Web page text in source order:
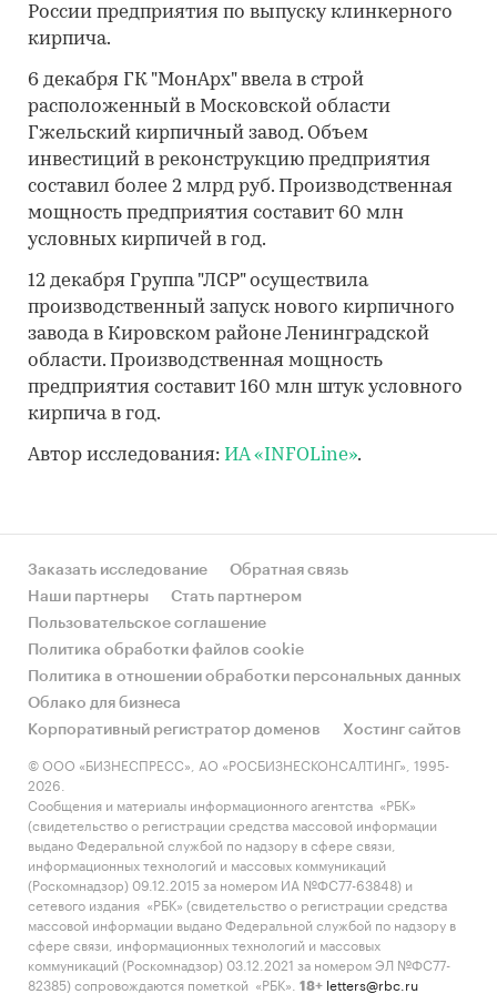
России предприятия по выпуску клинкерного
кирпича.
6 декабря ГК "МонАрх" ввела в строй
расположенный в Московской области
Гжельский кирпичный завод. Объем
инвестиций в реконструкцию предприятия
составил более 2 млрд руб. Производственная
мощность предприятия составит 60 млн
условных кирпичей в год.
12 декабря Группа "ЛСР" осуществила
производственный запуск нового кирпичного
завода в Кировском районе Ленинградской
области. Производственная мощность
предприятия составит 160 млн штук условного
кирпича в год.
Автор исследования: ИА «INFOLine».
Заказать исследование
Обратная связь
Наши партнеры
Стать партнером
Пользовательское соглашение
Политика обработки файлов cookie
Политика в отношении обработки персональных данных
Облако для бизнеса
Корпоративный регистратор доменов
Хостинг сайтов
© ООО «БИЗНЕСПРЕСС», АО «РОСБИЗНЕСКОНСАЛТИНГ», 1995-
2026.
Сообщения и материалы информационного агентства «РБК»
(свидетельство о регистрации средства массовой информации
выдано Федеральной службой по надзору в сфере связи,
информационных технологий и массовых коммуникаций
(Роскомнадзор) 09.12.2015 за номером ИА №ФС77-63848) и
сетевого издания «РБК» (свидетельство о регистрации средства
массовой информации выдано Федеральной службой по надзору в
сфере связи, информационных технологий и массовых
коммуникаций (Роскомнадзор) 03.12.2021 за номером ЭЛ №ФС77-
82385) сопровождаются пометкой «РБК».
18+ letters@rbc.ru